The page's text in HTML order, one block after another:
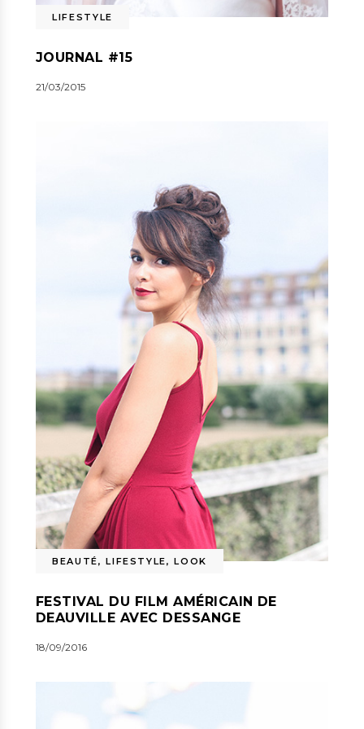
LIFESTYLE
JOURNAL #15
21/03/2015
BEAUTÉ,LIFESTYLE,LOOK
FESTIVAL DU FILM AMÉRICAIN DE
DEAUVILLE AVEC DESSANGE
18/09/2016